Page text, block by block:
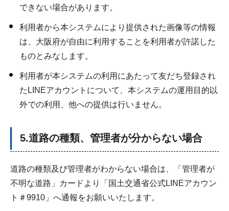
できない場合があります。
利用者から本システムにより提供された画像等の情報
は、大阪府が自由に利用することを利用者が許諾した
ものとみなします。
利用者が本システムの利用にあたって友だち登録され
たLINEアカウントについて、本システムの運用目的以
外での利用、他への提供は行いません。
5.道路の種類、管理者が分からない場合
道路の種類及び管理者がわからない場合は、「管理者が
不明な道路」カードより「国土交通省公式LINEアカウン
ト＃9910」へ通報をお願いいたします。